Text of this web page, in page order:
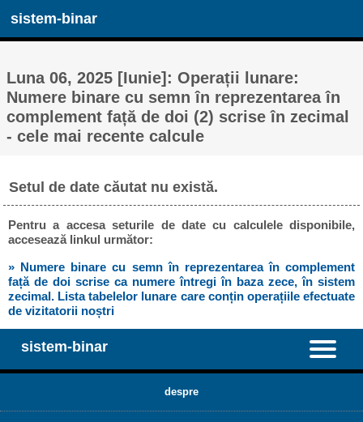
sistem-binar
Luna 06, 2025 [Iunie]: Operații lunare:
Numere binare cu semn în reprezentarea în
complement față de doi (2) scrise în zecimal
- cele mai recente calcule
Setul de date căutat nu există.
Pentru a accesa seturile de date cu calculele disponibile,
accesează linkul următor:
» Numere binare cu semn în reprezentarea în complement
față de doi scrise ca numere întregi în baza zece, în sistem
zecimal. Lista tabelelor lunare care conțin operațiile efectuate
de vizitatorii noștri
sistem-binar
despre